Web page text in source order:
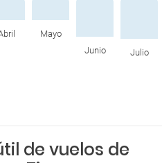
Mayo
Junio Julio
de vuelos de